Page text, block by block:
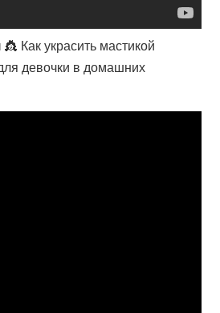
Как украсить мастикой
девочки в домашних